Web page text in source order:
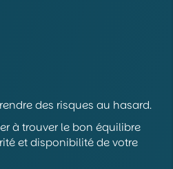
des risques au hasard.
à trouver le bon équilibre
et disponibilité de votre